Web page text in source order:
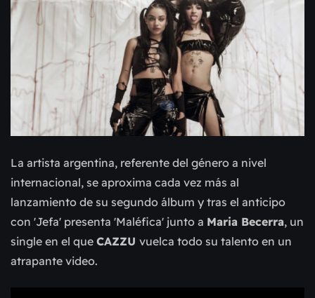
La artista argentina, referente del género a nivel
internacional, se aproxima cada vez más al
lanzamiento de su segundo álbum y tras el anticipo
con 'Jefa' presenta 'Maléfica' junto a Maria Becerra, un
single en el que CAZZU vuelca todo su talento en un
atrapante video.